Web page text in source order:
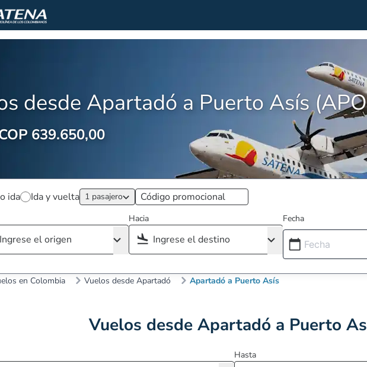
desde Apartadó a Puerto Asís
639.650,00
ida Ida y vuelta 1 pasajero
Hacia Fecha
en Colombia Vuelos desde Apartadó Apartadó a Puerto Asís
Vuelos desde Apartadó a Puerto
Hasta